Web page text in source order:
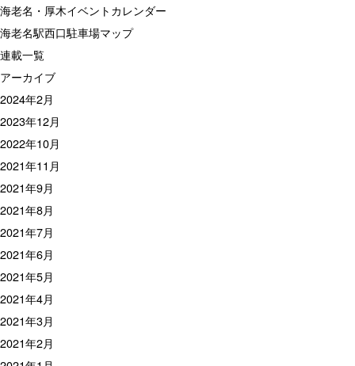
海老名・厚木イベントカレンダー
海老名駅西口駐車場マップ
連載一覧
アーカイブ
2024年2月
2023年12月
2022年10月
2021年11月
2021年9月
2021年8月
2021年7月
2021年6月
2021年5月
2021年4月
2021年3月
2021年2月